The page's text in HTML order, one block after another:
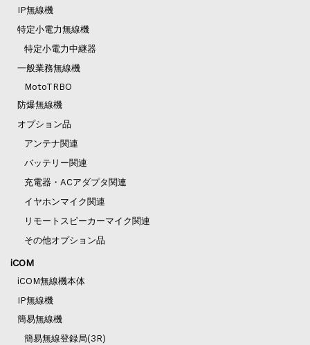
IP無線機
特定小電力無線機
特定小電力中継器
一般業務無線機
MotoTRBO
防爆無線機
オプション品
アンテナ関連
バッテリー関連
充電器・ACアダプタ関連
イヤホンマイク関連
リモートスピーカーマイク関連
その他オプション品
iCOM
iCOM無線機本体
IP無線機
簡易無線機
簡易無線登録局(3R)